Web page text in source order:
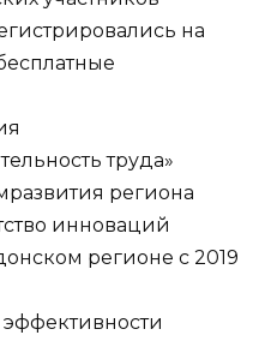
на
труда»
региона
инноваций
регионе с 2019